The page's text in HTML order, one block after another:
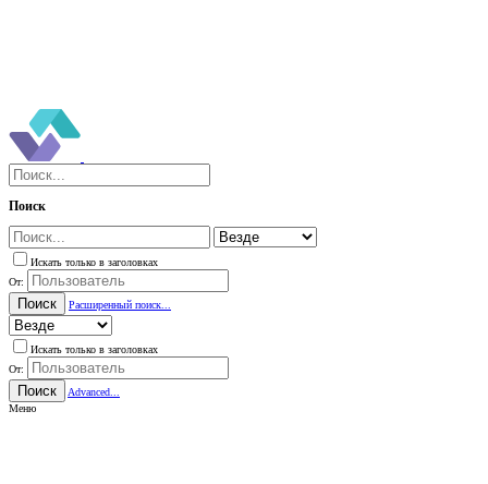
Поиск
Искать только в заголовках
От:
Поиск Расширенный поиск...
Искать только в заголовках
От:
Поиск
Advanced...
Меню